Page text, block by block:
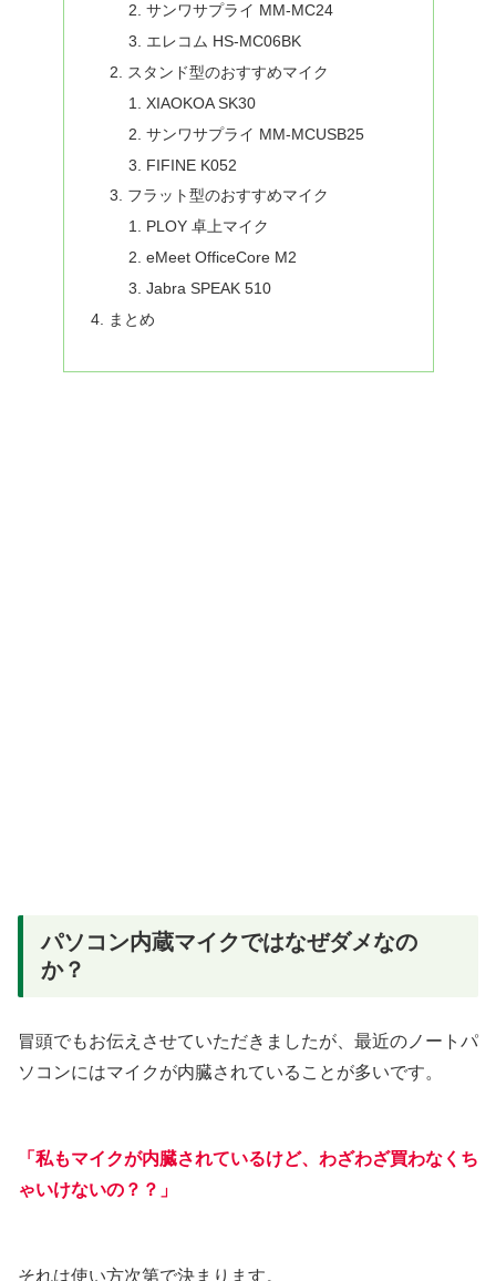
サンワサプライ MM-MC24
エレコム HS-MC06BK
スタンド型のおすすめマイク
XIAOKOA SK30
サンワサプライ MM-MCUSB25
FIFINE K052
フラット型のおすすめマイク
PLOY 卓上マイク
eMeet OfficeCore M2
Jabra SPEAK 510
まとめ
パソコン内蔵マイクではなぜダメなの
か？
冒頭でもお伝えさせていただきましたが、最近のノートパ
ソコンにはマイクが内臓されていることが多いです。
「私もマイクが内臓されているけど、わざわざ買わなくち
ゃいけないの？？」
それは使い方次第で決まります。